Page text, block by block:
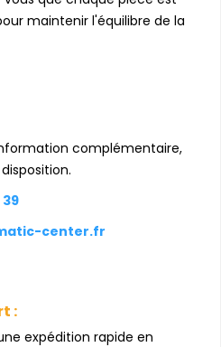
maintenir l'équilibre de la
complémentaire,
39
center.fr
:
expédition rapide en